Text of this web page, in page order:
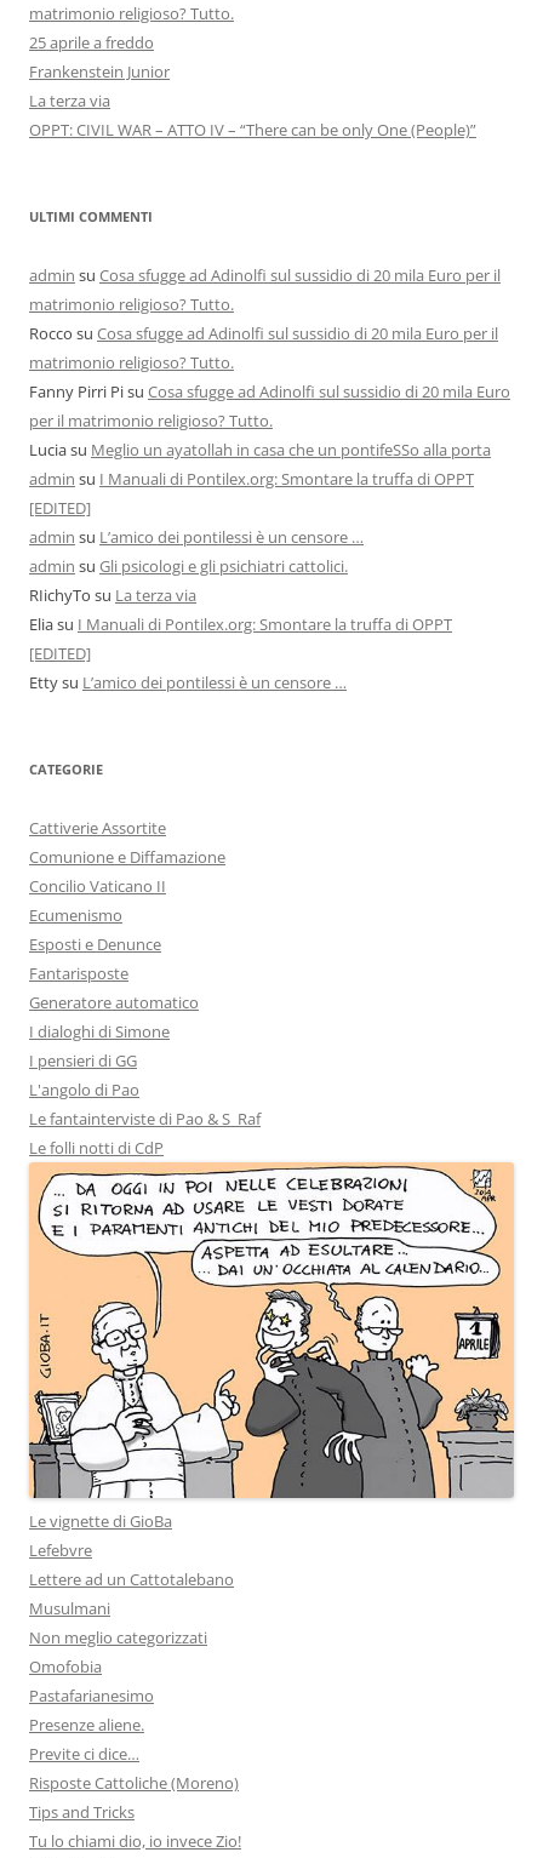
matrimonio religioso? Tutto.
25 aprile a freddo
Frankenstein Junior
La terza via
OPPT: CIVIL WAR – ATTO IV – “There can be only One (People)”
ULTIMI COMMENTI
admin su Cosa sfugge ad Adinolfi sul sussidio di 20 mila Euro per il
matrimonio religioso? Tutto.
Rocco su Cosa sfugge ad Adinolfi sul sussidio di 20 mila Euro per il
matrimonio religioso? Tutto.
Fanny Pirri Pisu Cosa sfugge ad Adinolfi sul sussidio di 20 mila Euro
per il matrimonio religioso? Tutto.
Luciasu Meglio un ayatollah in casa che un pontifeSSo alla porta
admin su I Manuali di Pontilex.org: Smontare la truffa di OPPT
[EDITED]
admin su L’amico dei pontilessi è un censore …
admin su Gli psicologi e gli psichiatri cattolici.
RIichyTo su La terza via
Eliasu I Manuali di Pontilex.org: Smontare la truffa di OPPT
[EDITED]
Ettysu L’amico dei pontilessi è un censore …
CATEGORIE
Cattiverie Assortite
Comunione e Diffamazione
Concilio Vaticano II
Ecumenismo
Esposti e Denunce
Fantarisposte
Generatore automatico
I dialoghi di Simone
I pensieri di GG
L'angolo di Pao
Le fantainterviste di Pao & S_Raf
Le folli notti di CdP
Le vignette di GioBa
Lefebvre
Lettere ad un Cattotalebano
Musulmani
Non meglio categorizzati
Omofobia
Pastafarianesimo
Presenze aliene.
Previte ci dice…
Risposte Cattoliche (Moreno)
Tips and Tricks
Tu lo chiami dio, io invece Zio!